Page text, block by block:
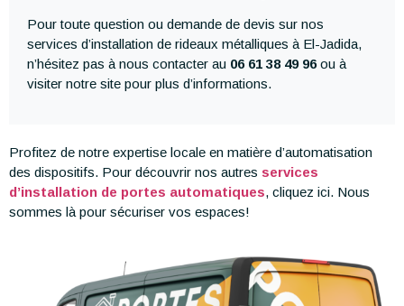
Pour toute question ou demande de devis sur nos
services d’installation de rideaux métalliques à El-Jadida,
n’hésitez pas à nous contacter au 06 61 38 49 96ou à
visiter notre site pour plus d’informations.
Profitez de notre expertise locale en matière d’automatisation
des dispositifs. Pour découvrir nos autres services
d’installation de portes automatiques, cliquez ici. Nous
sommes là pour sécuriser vos espaces!